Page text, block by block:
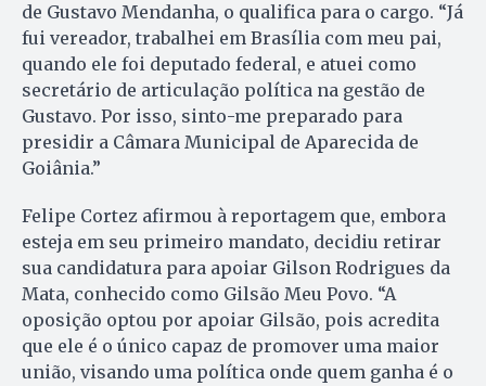
de Gustavo Mendanha, o qualifica para o cargo. “Já
fui vereador, trabalhei em Brasília com meu pai,
quando ele foi deputado federal, e atuei como
secretário de articulação política na gestão de
Gustavo. Por isso, sinto-me preparado para
presidir a Câmara Municipal de Aparecida de
Goiânia.”
Felipe Cortez afirmou à reportagem que, embora
esteja em seu primeiro mandato, decidiu retirar
sua candidatura para apoiar Gilson Rodrigues da
Mata, conhecido como Gilsão Meu Povo. “A
oposição optou por apoiar Gilsão, pois acredita
que ele é o único capaz de promover uma maior
união, visando uma política onde quem ganha é o